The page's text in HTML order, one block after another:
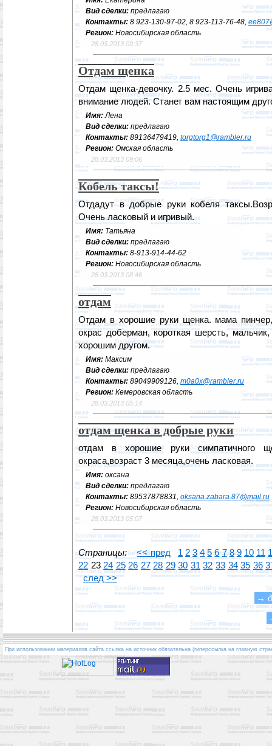
Вид сделки: предлагаю
Контакты: 8 923-130-97-02, 8 923-113-76-48,
Регион: Новосибирская область
28.03.2013 09:37
Отдам щенка
Отдам щенка-девочку. 2.5 мес. Очень
внимание людей. Станет вам настоящим
Имя:Лена
Вид сделки: предлагаю
Контакты: 89136479419, torgtorg1@rambler.ru
Регион: Омская область
28.03.2013 09:06
Кобель таксы!
Отдадут в добрые руки кобеля
Очень ласковый и игривый.
Имя: Татьяна
Вид сделки: предлагаю
Контакты: 8-913-914-44-62
Регион: Новосибирская область
28.03.2013 08:46
отдам
Отдам в хорошие руки щенка. мама
окрас доберман, короткая шерсть,
хорошим другом.
Имя: Максим
Вид сделки: предлагаю
Контакты: 89049909126, m0a0x@rambler.ru
Регион: Кемеровская область
28.03.2013 05:14
отдам щенка в добрые руки
отдам в хорошие руки симпатичного
окраса,возраст 3 месяца,очень ласковая.
Имя: оксана
Вид сделки: предлагаю
Контакты: 89537878831, oksana.zabara.87@mail.ru
Регион: Новосибирская область
28.03.2013 05:07
Страницы: << пред 1 2 3 4 5 6 7 8 9 10 11
22 23 24 25 26 27 28 29 30 31 32 33 34 35 36
след >>
→
При использовании материалов сайта ссылка на источник обязательна (гиперссылка на главную